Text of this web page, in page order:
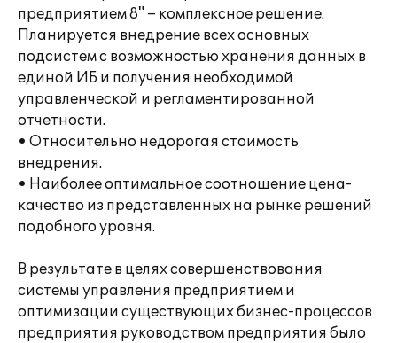
предприятием 8" – комплексное решение.
Планируется внедрение всех основных
подсистем с возможностью хранения данных в
единой ИБ и получения необходимой
управленческой и регламентированной
отчетности.
• Относительно недорогая стоимость
внедрения.
• Наиболее оптимальное соотношение цена-
качество из представленных на рынке решений
подобного уровня.
В результате в целях совершенствования
системы управления предприятием и
оптимизации существующих бизнес-процессов
предприятия руководством предприятия было